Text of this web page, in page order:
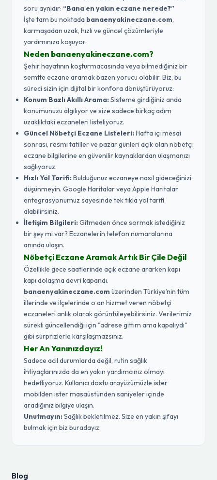
soru aynıdır: “Bana en yakın eczane nerede?”
İşte tam bu noktada banaenyakineczane.com,
karmaşadan uzak, hızlı ve güncel çözümleriyle
yardımınıza koşuyor.
Neden banaenyakineczane.com?
Şehir hayatının koşturmacasında veya bilmediğiniz bir
semtte eczane aramak bazen yorucu olabilir. Biz, bu
süreci sizin için dijital bir konfora dönüştürüyoruz:
Konum Bazlı Akıllı Arama:Sisteme girdiğiniz anda
konumunuzu algılıyor ve size sadece birkaç adım
uzaklıktaki eczaneleri listeliyoruz.
Güncel Nöbetçi Eczane Listeleri:Hafta içi mesai
sonrası, resmi tatiller ve pazar günleri açık olan nöbetçi
eczane bilgilerine en güvenilir kaynaklardan ulaşmanızı
sağlıyoruz.
Hızlı Yol Tarifi:Bulduğunuz eczaneye nasıl gideceğinizi
düşünmeyin. Google Haritalar veya Apple Haritalar
entegrasyonumuz sayesinde tek tıkla yol tarifi
alabilirsiniz.
İletişim Bilgileri:Gitmeden önce sormak istediğiniz
bir şey mi var? Eczanelerin telefon numaralarına
anında ulaşın.
Nöbetçi Eczane Aramak Artık Bir Çile Değil
Özellikle gece saatlerinde açık eczane ararken kapı
kapı dolaşma devri kapandı.
banaenyakineczane.com üzerinden Türkiye’nin tüm
illerinde ve ilçelerinde o an hizmet veren nöbetçi
eczaneleri anlık olarak görüntüleyebilirsiniz. Verilerimiz
sürekli güncellendiği için "adrese gittim ama kapalıydı"
gibi sürprizlerle karşılaşmazsınız.
Her An Yanınızdayız!
Sadece acil durumlarda değil, rutin sağlık
ihtiyaçlarınızda da en yakın yardımcınız olmayı
hedefliyoruz. Kullanıcı dostu arayüzümüzle ister
mobilden ister masaüstünden saniyeler içinde
aradığınız bilgiye ulaşın.
Unutmayın:Sağlık bekletilmez. Size en yakın şifayı
bulmak için biz buradayız.
Blog